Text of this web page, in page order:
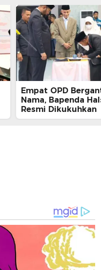
Empat OPD
Nama, Bapenda
Resmi Dikukuhkan